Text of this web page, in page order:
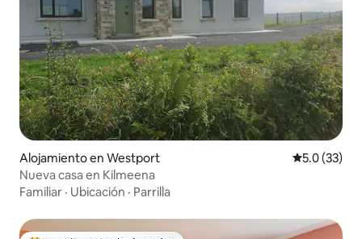
Alojamiento en Westport Calificación
5.0 (33)
Nueva casa en Kilmeena
Familiar · Ubicación · Parrilla